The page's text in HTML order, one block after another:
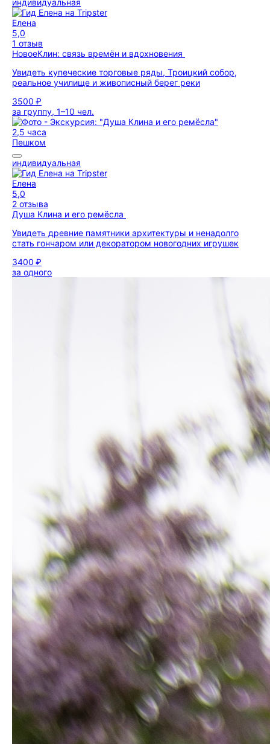
индивидуальная
Елена
5,0
1 отзыв
НовоеКлин: связь времён и вдохновения
Увидеть купеческие торговые ряды, Троицкий собор,
реальное училище и живописный берег реки
3500 ₽
за группу, 1–10 чел.
2,5 часа
Пешком
индивидуальная
Елена
5,0
2 отзыва
Душа Клина и его ремёсла
Увидеть древние памятники архитектуры и ненадолго
стать гончаром или декоратором новогодних игрушек
3400 ₽
за одного